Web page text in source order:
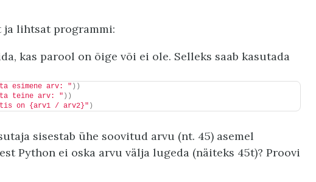
ja lihtsat programmi:
kas parool on õige või ei ole. Selleks saab kasutada
esimene arv: " ))
teine arv: " ))
on {arv1 / arv2}" )
sisestab ühe soovitud arvu (nt. 45) asemel
Python ei oska arvu välja lugeda (näiteks 45t)? Proovi